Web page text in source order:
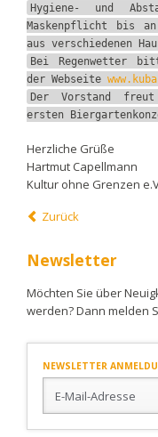
Hygiene- und
Maskenpflicht bis
aus verschiedenen
Bei Regenwetter
der Webseite
Der Vorstand
ersten
Herzliche Grüße
Hartmut Capellmann
Kultur ohne Grenzen
Zurück
Newsletter
Möchten Sie über
werden? Dann melden
NEWSLETTER
Mail-